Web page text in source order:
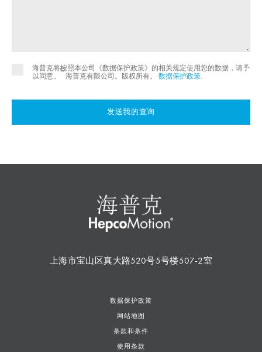
海普克将按照本公司《数据保护政策》的相关规定使用您的数据，请予
以同意。
©
海普克有限公司。版权所有。 数据保护政策
发送我的查询
上海市宝山区真大路520号5号楼507-2室
数据保护政策
网站地图
条款和条件
使用条款